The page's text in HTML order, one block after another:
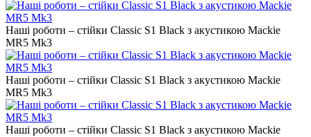
Наші роботи – стійки Classic S1 Black з акустикою Mackie
MR5 Mk3
Наші роботи – стійки Classic S1 Black з акустикою Mackie
MR5 Mk3
Наші роботи – стійки Classic S1 Black з акустикою Mackie